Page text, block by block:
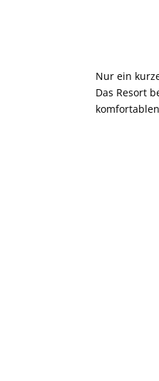
Nur ein
Das Resort